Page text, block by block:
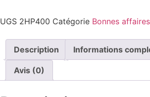
UGS 2HP400 Catégorie Bonnes affaires
Description Informations
Avis (0)